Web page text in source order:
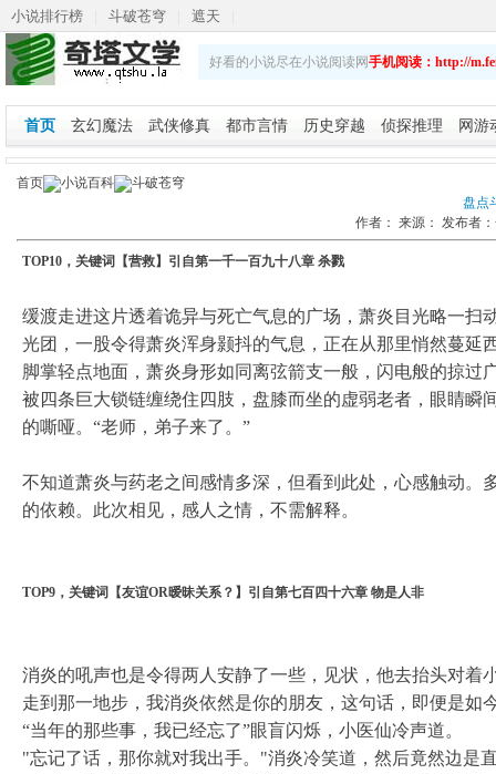
小说排行榜 斗破苍穹 遮天
斗破苍穹之重生萧炎
| 乡野春潮
娇艳人生
好看的小说尽在小说阅读网手机阅读：http://
首页 玄幻魔法 武侠修真 都市言情 历史穿越 侦探推理 网游
首页 小说百科
斗破苍穹
盘点
作者： 来源： 发布者：
TOP10，关键词【营救】引自第一千一百九十八章 杀戮
缓渡走进这片透着诡异与死亡气息的广场，萧炎目光略一
光团，一股令得萧炎浑身颢抖的气息，正在从那里悄然蔓延
脚掌轻点地面，萧炎身形如同离弦箭支一般，闪电般的掠
被四条巨大锁链缠绕住四肢，盘膝而坐的虚弱老者，眼睛
的嘶哑。“老师，弟子来了。”
不知道萧炎与药老之间感情多深，但看到此处，心感触动
的依赖。此次相见，感人之情，不需解释。
TOP9，关键词【友谊OR暧昧关系？】引自第七百四十六章 物是人非
消炎的吼声也是令得两人安静了一些，见状，他去抬头对着
走到那一地步，我消炎依然是你的朋友，这句话，即便是如
“当年的那些事，我已经忘了”眼盲闪烁，小医仙冷声道。
"忘记了话，那你就对我出手。"消炎冷笑道，然后竟然边是